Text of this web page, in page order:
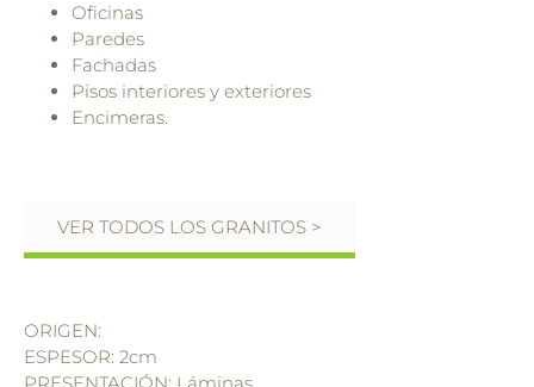
Oficinas
Paredes
Fachadas
Pisos interiores y exteriores
Encimeras.
VER TODOS LOS GRANITOS >
ORIGEN:
ESPESOR: 2cm